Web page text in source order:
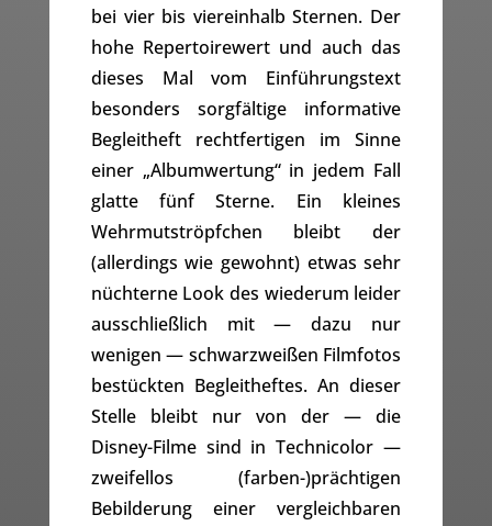
bei vier bis viereinhalb Sternen. Der
hohe Repertoirewert und auch das
dieses Mal vom Einführungstext
besonders sorgfältige informative
Begleitheft rechtfertigen im Sinne
einer „Albumwertung“ in jedem Fall
glatte fünf Sterne. Ein kleines
Wehrmutströpfchen bleibt der
(allerdings wie gewohnt) etwas sehr
nüchterne Look des wiederum leider
ausschließlich mit — dazu nur
wenigen — schwarzweißen Filmfotos
bestückten Begleitheftes. An dieser
Stelle bleibt nur von der — die
Disney-Filme sind in Technicolor —
zweifellos (farben-)prächtigen
Bebilderung einer vergleichbaren